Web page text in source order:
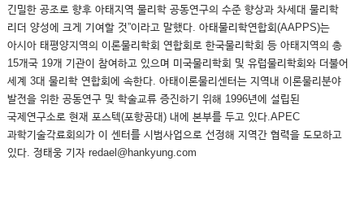
긴밀한 공조로 향후 아태지역 물리학 공동연구의 수준 향상과 차세대 물리학
리더 양성에 크게 기여할 것”이라고 말했다. 아태물리학연합회(AAPPS)는
아시아 태평양지역의 이론물리학회 연합회로 한국물리학회 등 아태지역의 총
15개국 19개 기관이 참여하고 있으며 미국물리학회 및 유럽물리학회와 더불어
세계 3대 물리학 연합회에 속한다. 아태이론물리센터는 지역내 이론물리분야
발전을 위한 공동연구 및 학술교류 증진하기 위해 1996년에 설립된
국제연구소로 현재 포스텍(포항공대) 내에 본부를 두고 있다.APEC
과학기술각료회의가 이 센터를 시범사업으로 선정해 지역간 협력을 도모하고
있다. 정태웅 기자 redael@hankyung.com